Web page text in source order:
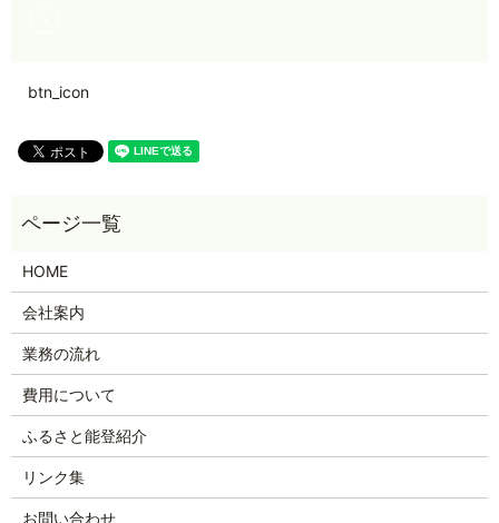
btn_icon
HOME
会社案内
業務の流れ
費用について
ふるさと能登紹介
リンク集
お問い合わせ